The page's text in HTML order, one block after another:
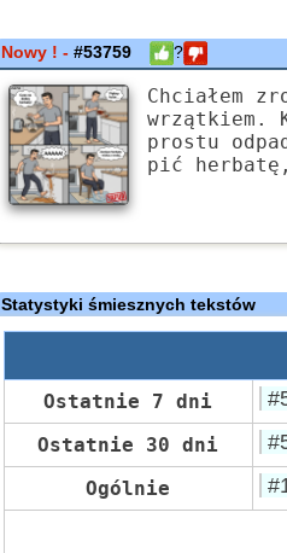
Nowy ! -#53759 ?
Chciałem
wrzątkiem.
prostu
pić
Statystyki śmiesznych tekstów
Ostatnie 7 dni
Ostatnie 30 dni
Ogólnie